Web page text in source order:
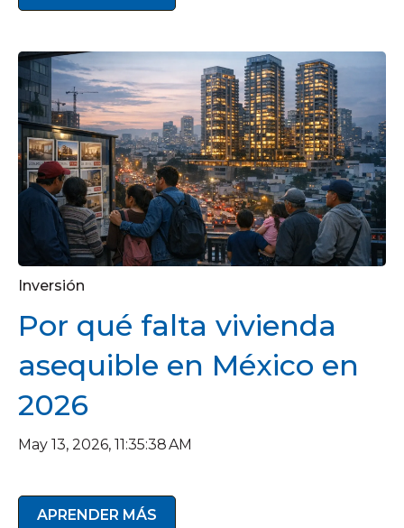
Inversión
Por qué falta vivienda
asequible en México en
2026
May 13, 2026, 11:35:38 AM
APRENDER MÁS